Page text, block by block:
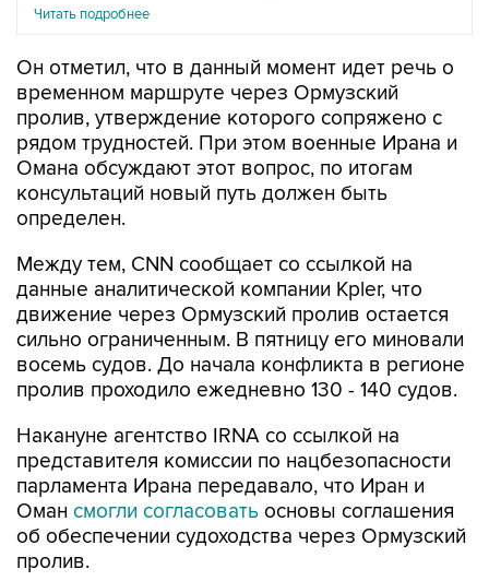
Читать подробнее
Он отметил, что в данный момент идет речь о
временном маршруте через Ормузский
пролив, утверждение которого сопряжено с
рядом трудностей. При этом военные Ирана и
Омана обсуждают этот вопрос, по итогам
консультаций новый путь должен быть
определен.
Между тем, CNN сообщает со ссылкой на
данные аналитической компании Kpler, что
движение через Ормузский пролив остается
сильно ограниченным. В пятницу его миновали
восемь судов. До начала конфликта в регионе
пролив проходило ежедневно 130 - 140 судов.
Накануне агентство IRNA со ссылкой на
представителя комиссии по нацбезопасности
парламента Ирана передавало, что Иран и
Оман смогли согласовать основы соглашения
об обеспечении судоходства через Ормузский
пролив.